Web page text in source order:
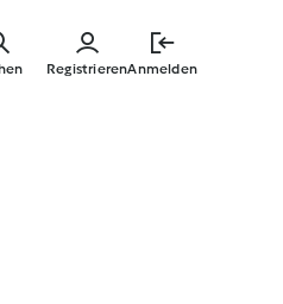
springen
RegistrierenAnmelden